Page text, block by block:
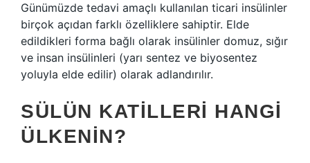
Günümüzde tedavi amaçlı kullanılan ticari insülinler
birçok açıdan farklı özelliklere sahiptir. Elde
edildikleri forma bağlı olarak insülinler domuz, sığır
ve insan insülinleri (yarı sentez ve biyosentez
yoluyla elde edilir) olarak adlandırılır.
SÜLÜN KATILLERI HANGI
ÜLKENIN?